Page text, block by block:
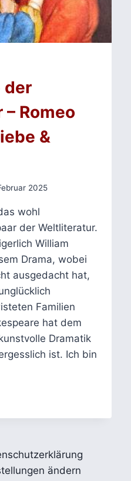
der
Romeo
&
2025
wohl
der Weltliteratur.
William
Drama, wobei
ausgedacht hat,
Familien
hat dem
Dramatik
ist. Ich bin
ändern